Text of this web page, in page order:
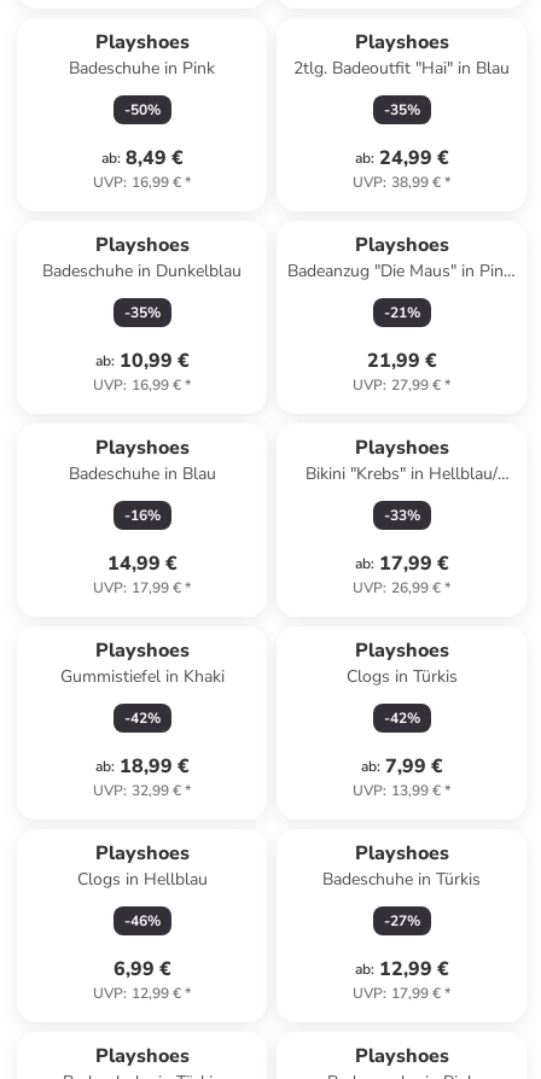
Playshoes
Badeschuhe in Pink
-50%
ab: 8,49 €
UVP: 16,99 €*
Playshoes
2tlg. Badeoutfit "Hai" in Blau
-35%
ab: 24,99 €
UVP: 38,99 €*
Playshoes
Badeschuhe in Dunkelblau
-35%
ab: 10,99 €
UVP: 16,99 €*
Playshoes
Badeanzug "Die Maus" in Pink/
Bunt
-21%
21,99 €
UVP: 27,99 €*
Playshoes
Badeschuhe in Blau
-16%
14,99 €
UVP: 17,99 €*
Playshoes
Bikini "Krebs" in Hellblau/
Rosa
-33%
ab: 17,99 €
UVP: 26,99 €*
Playshoes
Gummistiefel in Khaki
-42%
ab: 18,99 €
UVP: 32,99 €*
Playshoes
Clogs in Türkis
-42%
ab: 7,99 €
UVP: 13,99 €*
Playshoes
Clogs in Hellblau
-46%
6,99 €
UVP: 12,99 €*
Playshoes
Badeschuhe in Türkis
-27%
ab: 12,99 €
UVP: 17,99 €*
Playshoes Playshoes